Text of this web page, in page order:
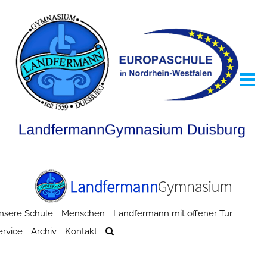
Schule Menschen
Landfermann mit offener Tür
Archiv Kontakt